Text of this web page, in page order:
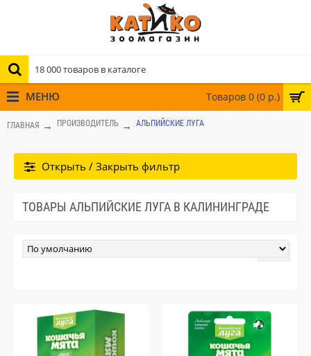
Товаров 0 (0 р.)
МЕНЮ
ГЛАВНАЯ ПРОИЗВОДИТЕЛЬ АЛЬПИЙСКИЕ ЛУГА
Открыть / Закрыть фильтр
ТОВАРЫ АЛЬПИЙСКИЕ ЛУГА В КАЛИНИНГРАДЕ